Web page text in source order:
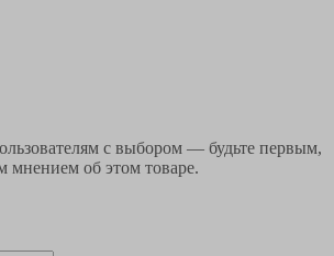
с выбором — будьте первым,
мнением об этом товаре.